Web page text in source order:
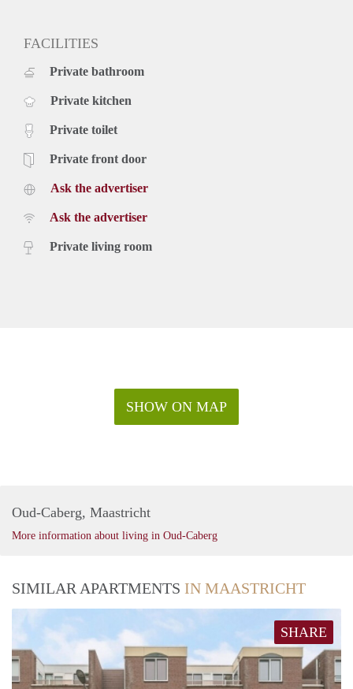
FACILITIES
Private bathroom
Private kitchen
Private toilet
Private front door
Ask the advertiser
Ask the advertiser
Private living room
SHOW ON MAP
Oud-Caberg, Maastricht
More information about living in Oud-Caberg
SIMILAR APARTMENTS IN MAASTRICHT
SHARE